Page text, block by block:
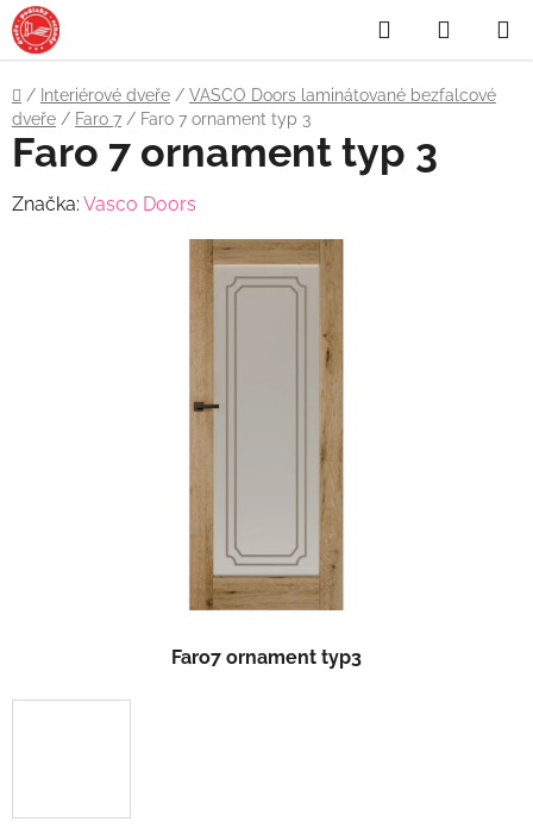
Přejít
na
obsah
Hledat
KOŠÍK
Domů
/ Interiérové dveře / VASCO Doors laminátované bezfalcové
dveře / Faro 7 / Faro 7 ornament typ 3
Faro 7 ornament typ 3
Značka: Vasco Doors
Faro7 ornament typ3